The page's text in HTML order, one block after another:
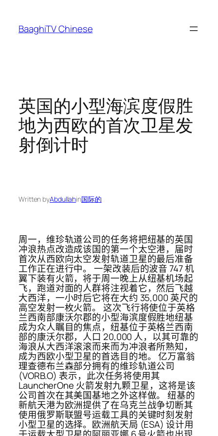
content
BaaghiTV Chinese
英国的小型海滨度假胜
地为西欧的首次卫星发
射倒计时
Written byAbdullahin国际的
周一，维珍轨道公司的任务将把纽基的英国
冲浪热点改造成该国的第一个太空港，届时
首次从西欧向太空发射轨道卫星的最后准备
工作正在进行中。 一架改装后的波音 747 机
翼下装有火箭，将于周一晚上从纽基机场起
飞，跑道对面的人群将注视着它，然后飞越
大西洋，一小时后它将在大约 35,000 英尺的
高空发射一枚火箭。 这次飞行将使位于英格
兰西南部康沃尔郡的小型海滨度假胜地纽基
成为众人瞩目的焦点，纽基位于英格兰西南
部的康沃尔郡，人口 20,000 人，以其可靠的
海浪从大西洋滚滚而来而为冲浪者所熟知，
成为西欧小型卫星的首选目的地。 亿万富翁
理查德布兰森部分拥有的维珍轨道公司
(VORB.O) 表示，此次任务将使用其
LauncherOne 火箭发射九颗卫星，这将是该
公司首次在其美国基地之外这样做。 纽基的
新航天港为欧洲提供了在乌克兰战争切断其
使用俄罗斯联盟号运载工具的关键时刻发射
小型卫星的选择。欧洲航天局 (ESA) 设计用